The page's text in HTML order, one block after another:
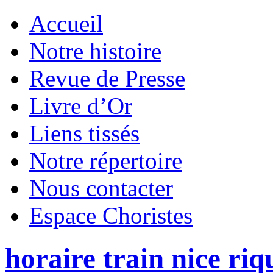
Accueil
Notre histoire
Revue de Presse
Livre d’Or
Liens tissés
Notre répertoire
Nous contacter
Espace Choristes
horaire train nice